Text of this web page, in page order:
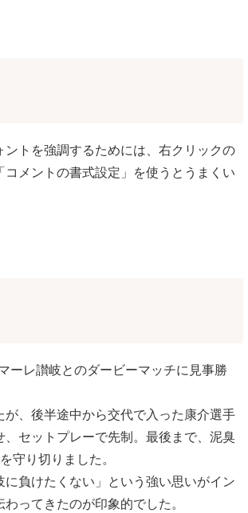
ントを強調するためには、右クリックの
コメントの書式設定」を使うとうまくい
ーレ讃岐とのダービーマッチに見事勝
が、後半途中から交代で入った康介選手
、セットプレーで先制。最後まで、泥臭
守り切りました。
に負けたくない」という強い思いがイン
ってきたのが印象的でした。